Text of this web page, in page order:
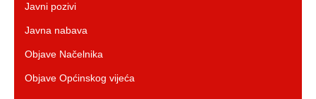
Javni pozivi
Javna nabava
Objave Načelnika
Objave Općinskog vijeća